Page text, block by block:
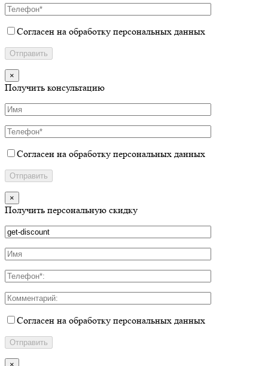
Согласен на обработку персональных данных
×
Получить консультацию
Согласен на обработку персональных данных
×
Получить персональную скидку
Согласен на обработку персональных данных